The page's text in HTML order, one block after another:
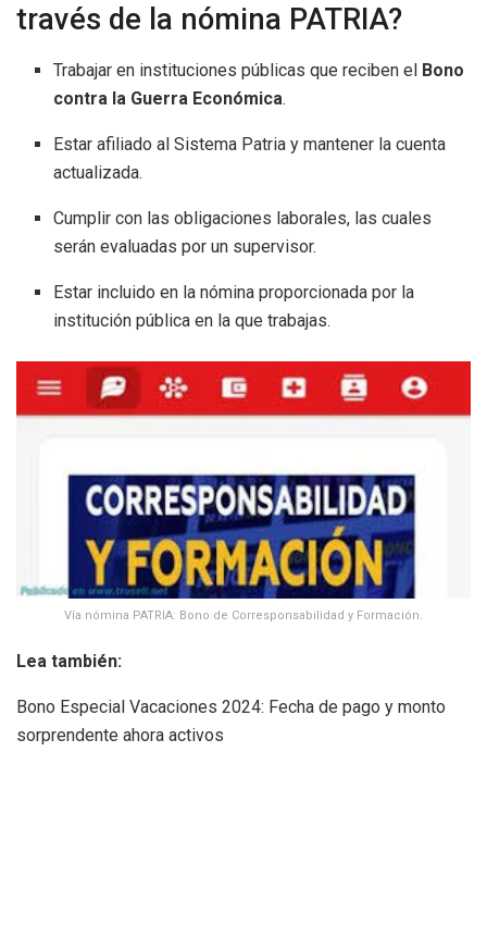
través de la nómina PATRIA?
Trabajar en instituciones públicas que reciben el
Bono
contra la Guerra Económica.
Estar afiliado al Sistema Patria y mantener la cuenta
actualizada.
Cumplir con las obligaciones laborales, las cuales
serán evaluadas por un supervisor.
Estar incluido en la nómina proporcionada por la
institución pública en la que trabajas.
Vía nómina PATRIA: Bono de Corresponsabilidad y Formación.
Lea también:
Bono Especial Vacaciones 2024: Fecha de pago y monto
sorprendente ahora activos